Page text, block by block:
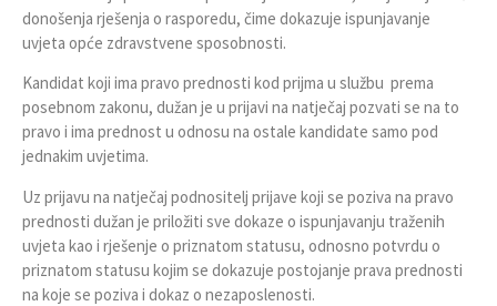
donošenja rješenja o rasporedu, čime dokazuje ispunjavanje
uvjeta opće zdravstvene sposobnosti.
Kandidat koji ima pravo prednosti kod prijma u službu prema
posebnom zakonu, dužan je u prijavi na natječaj pozvati se na to
pravo i ima prednost u odnosu na ostale kandidate samo pod
jednakim uvjetima.
Uz prijavu na natječaj podnositelj prijave koji se poziva na pravo
prednosti dužan je priložiti sve dokaze o ispunjavanju traženih
uvjeta kao i rješenje o priznatom statusu, odnosno potvrdu o
priznatom statusu kojim se dokazuje postojanje prava prednosti
na koje se poziva i dokaz o nezaposlenosti.